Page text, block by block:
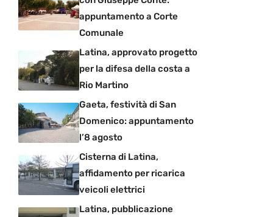
appuntamento a Corte
Comunale
Latina, approvato progetto
per la difesa della costa a
Rio Martino
Gaeta, festività di San
Domenico: appuntamento
l’8 agosto
Cisterna di Latina,
affidamento per ricarica
veicoli elettrici
Latina, pubblicazione